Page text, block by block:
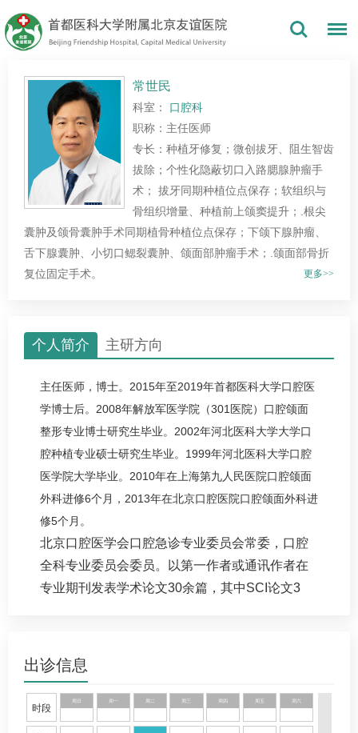
常世民
科室： 口腔科
职称：主任医师
专长：种植牙修复；微创拔牙、阻生智齿
拔除；个性化隐蔽切口入路腮腺肿瘤手
术； 拔牙同期种植位点保存；软组织与
骨组织增量、种植前上颌窦提升；.根尖
囊肿及颌骨囊肿手术同期植骨种植位点保存；下颌下腺肿瘤、
舌下腺囊肿、小切口鳃裂囊肿、颌面部肿瘤手术；.颌面部骨折
复位固定手术。
更多>>
个人简介 主研方向
主任医师，博士。 2015年至2019年首都医科大学口腔医
学博士后。 2008年解放军医学院（301 医院）口腔颌面
整形专业博士研究生毕业。 2002年河北医科大学大学口
腔种植专业硕士研究生毕业。 1999年河北医科大学口腔
医学院大学毕业。 2010年在上海第九人民医院口腔颌面
外科进修6个月， 2013年在北京口腔医院口腔颌面外科进
修5个月。
北京口腔医学会口腔急诊专业委员会常委，口腔
全科专业委员会委员。以第一作者或通讯作者在
专业期刊发表学术论文30余篇，其中SCI论文3
出诊信息
时段
周日 周一 周三 周四 周五 周六